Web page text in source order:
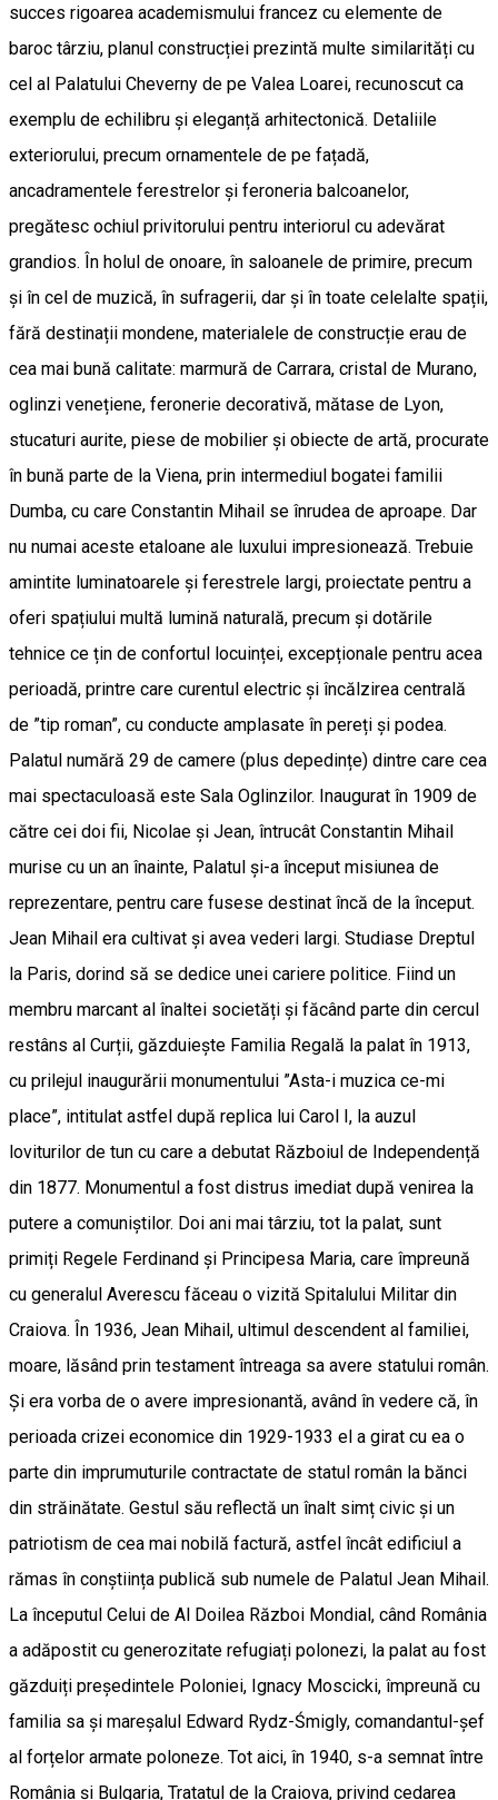
succes rigoarea academismului francez cu elemente de
baroc târziu, planul construcției prezintă multe similarități cu
cel al Palatului Cheverny de pe Valea Loarei, recunoscut ca
exemplu de echilibru și eleganță arhitectonică. Detaliile
exteriorului, precum ornamentele de pe fațadă,
ancadramentele ferestrelor și feroneria balcoanelor,
pregătesc ochiul privitorului pentru interiorul cu adevărat
grandios. În holul de onoare, în saloanele de primire, precum
și în cel de muzică, în sufragerii, dar și în toate celelalte spații,
fără destinații mondene, materialele de construcție erau de
cea mai bună calitate: marmură de Carrara, cristal de Murano,
oglinzi venețiene, feronerie decorativă, mătase de Lyon,
stucaturi aurite, piese de mobilier și obiecte de artă, procurate
în bună parte de la Viena, prin intermediul bogatei familii
Dumba, cu care Constantin Mihail se înrudea de aproape. Dar
nu numai aceste etaloane ale luxului impresionează. Trebuie
amintite luminatoarele și ferestrele largi, proiectate pentru a
oferi spațiului multă lumină naturală, precum și dotările
tehnice ce țin de confortul locuinței, excepționale pentru acea
perioadă, printre care curentul electric și încălzirea centrală
de ”tip roman”, cu conducte amplasate în pereți și podea.
Palatul numără 29 de camere (plus depedințe) dintre care cea
mai spectaculoasă este Sala Oglinzilor. Inaugurat în 1909 de
către cei doi fii, Nicolae și Jean, întrucât Constantin Mihail
murise cu un an înainte, Palatul și-a început misiunea de
reprezentare, pentru care fusese destinat încă de la început.
Jean Mihail era cultivat și avea vederi largi. Studiase Dreptul
la Paris, dorind să se dedice unei cariere politice. Fiind un
membru marcant al înaltei societăți și făcând parte din cercul
restâns al Curții, găzduiește Familia Regală la palat în 1913,
cu prilejul inaugurării monumentului ”Asta-i muzica ce-mi
place”, intitulat astfel după replica lui Carol I, la auzul
loviturilor de tun cu care a debutat Războiul de Independență
din 1877. Monumentul a fost distrus imediat după venirea la
putere a comuniștilor. Doi ani mai târziu, tot la palat, sunt
primiți Regele Ferdinand și Principesa Maria, care împreună
cu generalul Averescu făceau o vizită Spitalului Militar din
Craiova. În 1936, Jean Mihail, ultimul descendent al familiei,
moare, lăsând prin testament întreaga sa avere statului român.
Și era vorba de o avere impresionantă, având în vedere că, în
perioada crizei economice din 1929-1933 el a girat cu ea o
parte din imprumuturile contractate de statul român la bănci
din străinătate. Gestul său reflectă un înalt simț civic și un
patriotism de cea mai nobilă factură, astfel încât edificiul a
rămas în conștiința publică sub numele de Palatul Jean Mihail.
La începutul Celui de Al Doilea Război Mondial, când România
a adăpostit cu generozitate refugiați polonezi, la palat au fost
găzduiți președintele Poloniei, Ignacy Moscicki, împreună cu
familia sa și mareșalul Edward Rydz-Śmigly, comandantul-șef
al forțelor armate poloneze. Tot aici, în 1940, s-a semnat între
România și Bulgaria, Tratatul de la Craiova, privind cedarea